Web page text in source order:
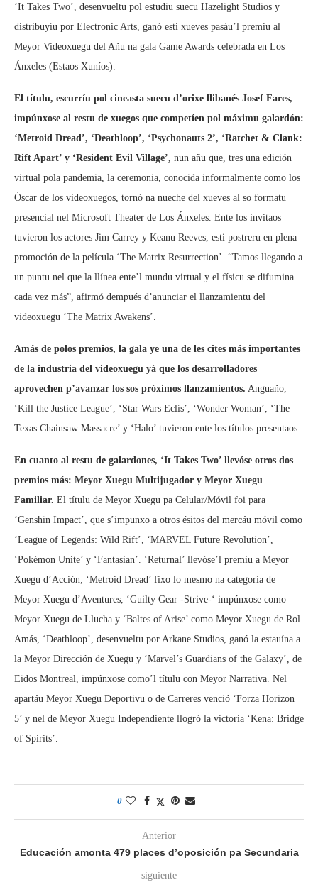
‘It Takes Two’, desenvueltu pol estudiu suecu Hazelight Studios y
distribuyíu por Electronic Arts, ganó esti xueves pasáu’l premiu al
Meyor Videoxuegu del Añu na gala Game Awards celebrada en Los
Ánxeles (Estaos Xuníos).
El títulu, escurríu pol cineasta suecu d’orixe llibanés Josef Fares,
impúnxose al restu de xuegos que competíen pol máximu galardón:
‘Metroid Dread’, ‘Deathloop’, ‘Psychonauts 2’, ‘Ratchet & Clank:
Rift Apart’ y ‘Resident Evil Village’, nun añu que, tres una edición
virtual pola pandemia, la ceremonia, conocida informalmente como los
Óscar de los videoxuegos, tornó na nueche del xueves al so formatu
presencial nel Microsoft Theater de Los Ánxeles. Ente los invitaos
tuvieron los actores Jim Carrey y Keanu Reeves, esti postreru en plena
promoción de la película ‘The Matrix Resurrection’. “Tamos llegando a
un puntu nel que la llínea ente’l mundu virtual y el físicu se difumina
cada vez más”, afirmó dempués d’anunciar el llanzamientu del
videoxuegu ‘The Matrix Awakens’.
Amás de polos premios, la gala ye una de les cites más importantes
de la industria del videoxuegu yá que los desarrolladores
aprovechen p’avanzar los sos próximos llanzamientos. Anguaño,
‘Kill the Justice League’, ‘Star Wars Eclís’, ‘Wonder Woman’, ‘The
Texas Chainsaw Massacre’ y ‘Halo’ tuvieron ente los títulos presentaos.
En cuanto al restu de galardones, ‘It Takes Two’ llevóse otros dos
premios más: Meyor Xuegu Multijugador y Meyor Xuegu
Familiar. El títulu de Meyor Xuegu pa Celular/Móvil foi para
‘Genshin Impact’, que s’impunxo a otros ésitos del mercáu móvil como
‘League of Legends: Wild Rift’, ‘MARVEL Future Revolution’,
‘Pokémon Unite’ y ‘Fantasian’. ‘Returnal’ llevóse’l premiu a Meyor
Xuegu d’Acción; ‘Metroid Dread’ fixo lo mesmo na categoría de
Meyor Xuegu d’Aventures, ‘Guilty Gear -Strive-‘ impúnxose como
Meyor Xuegu de Llucha y ‘Baltes of Arise’ como Meyor Xuegu de Rol.
Amás, ‘Deathloop’, desenvueltu por Arkane Studios, ganó la estauína a
la Meyor Dirección de Xuegu y ‘Marvel’s Guardians of the Galaxy’, de
Eidos Montreal, impúnxose como’l títulu con Meyor Narrativa. Nel
apartáu Meyor Xuegu Deportivu o de Carreres venció ‘Forza Horizon
5’ y nel de Meyor Xuegu Independiente llogró la victoria ‘Kena: Bridge
of Spirits’.
0
Anterior
Educación amonta 479 places d’oposición pa Secundaria
siguiente